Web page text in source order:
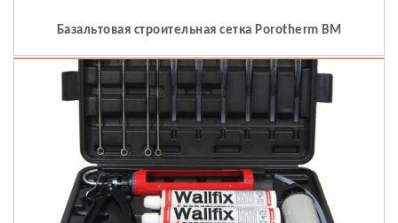
Базальтовая строительная сетка Porotherm BM